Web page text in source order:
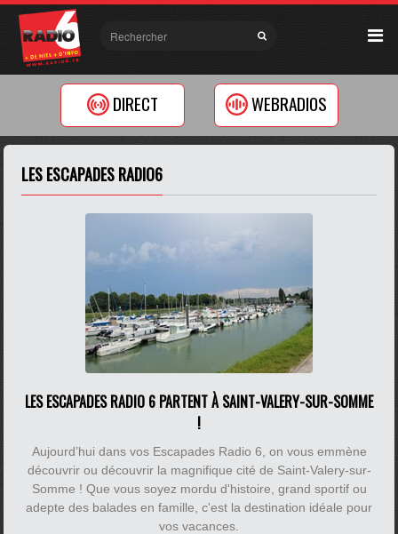
DIRECT WEBRADIOS
LES ESCAPADES RADIO6
LES ESCAPADES RADIO 6 PARTENT À SAINT-VALERY-SUR-SOMME
!
Aujourd’hui dans vos Escapades Radio 6, on vous emmène
découvrir ou découvrir la magnifique cité de Saint-Valery-sur-
Somme ! Que vous soyez mordu d'histoire, grand sportif ou
adepte des balades en famille, c'est la destination idéale pour
vos vacances.